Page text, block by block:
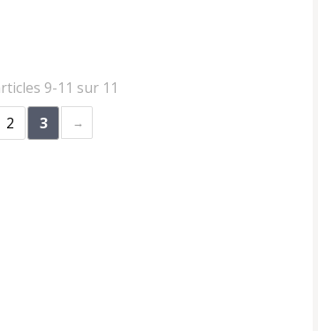
9-11 sur 11
2 3